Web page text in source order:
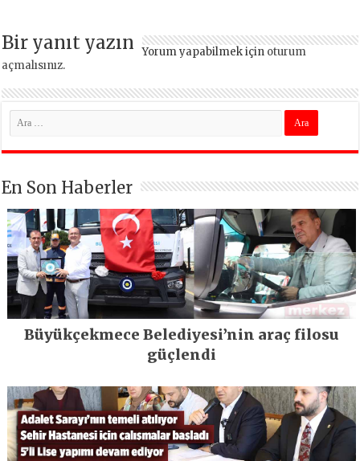
Bir yanıt yazın Yorum yapabilmek için oturum
açmalısınız.
En Son Haberler
Büyükçekmece Belediyesi’nin araç filosu
güçlendi